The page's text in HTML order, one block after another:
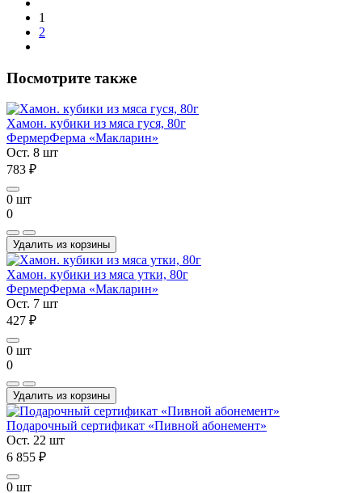
1
2
Посмотрите также
Хамон. кубики из мяса гуся, 80г
ФермерФерма «Макларин»
Ост. 8 шт
783 ₽
0 шт
0
Удалить из корзины
Хамон. кубики из мяса утки, 80г
ФермерФерма «Макларин»
Ост. 7 шт
427 ₽
0 шт
0
Удалить из корзины
Подарочный сертификат «Пивной абонемент»
Ост. 22 шт
6 855 ₽
0 шт